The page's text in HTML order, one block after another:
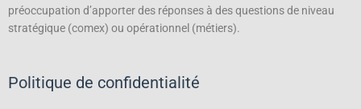
préoccupation d’apporter des réponses à des questions de niveau
stratégique (comex) ou opérationnel (métiers).
Politique de confidentialité